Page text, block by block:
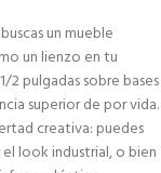
un mueble
un lienzo en tu
2 pulgadas sobre bases
superior de por vida.
creativa: puedes
look industrial, o bien